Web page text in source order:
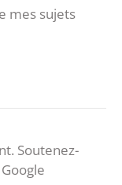
mes sujets
Soutenez-